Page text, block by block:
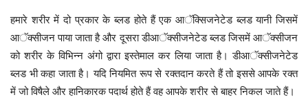
हमारे शरीर में दो प्रकार के ब्लड होते हैं एक आॅक्सिजनेटेड ब्लड यानी जिसमें
आॅक्सीजन पाया जाता है और दूसरा डीआॅक्सीजनेटेड ब्लड जिसमें आॅक्सीजन
को शरीर के विभिन्न अंगो द्वारा इस्तेमाल कर लिया जाता है। डीआॅक्सीजनेटेड
ब्लड भी कहा जाता है। यदि नियमित रूप से रक्तदान करते हैं तो इससे आपके रक्त
में जो विषैले और हानिकारक पदार्थ होते हैं वह आपके शरीर से बाहर निकल जाते हैं।